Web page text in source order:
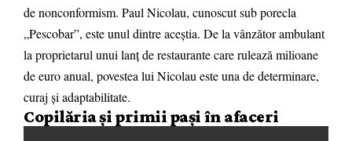
de nonconformism. Paul Nicolau, cunoscut sub porecla
„Pescobar”, este unul dintre aceștia. De la vânzător ambulant
la proprietarul unui lanț de restaurante care rulează milioane
de euro anual, povestea lui Nicolau este una de determinare,
curaj și adaptabilitate.
Copilăria și primii pași în afaceri